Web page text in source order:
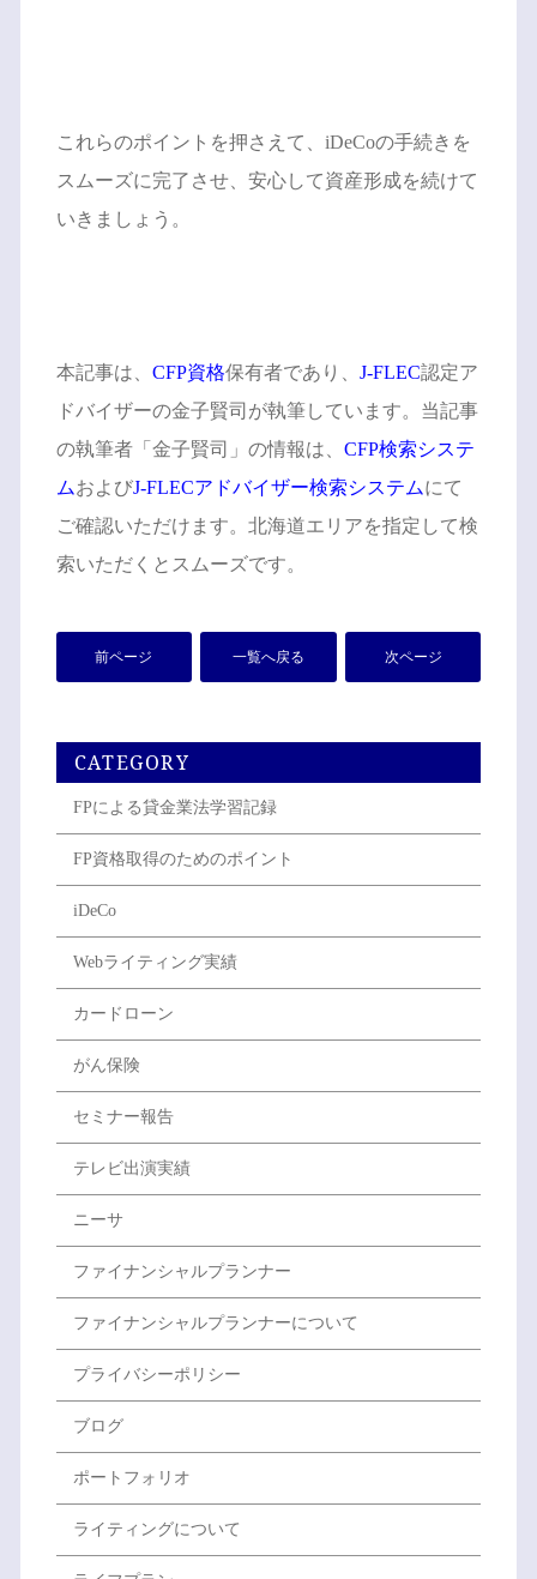
これらのポイントを押さえて、iDeCoの手続きを
スムーズに完了させ、安心して資産形成を続けて
いきましょう。
本記事は、 CFP資格保有者であり、 J-FLEC認定ア
ドバイザーの金子賢司が執筆しています。当記事
の執筆者「金子賢司」の情報は、 CFP検索システ
ムおよびJ-FLECアドバイザー検索システムにて
ご確認いただけます。北海道エリアを指定して検
索いただくとスムーズです。
前ページ 一覧へ戻る 次ページ
CATEGORY
FPによる貸金業法学習記録
FP資格取得のためのポイント
iDeCo
Webライティング実績
カードローン
がん保険
セミナー報告
テレビ出演実績
ニーサ
ファイナンシャルプランナー
ファイナンシャルプランナーについて
プライバシーポリシー
ブログ
ポートフォリオ
ライティングについて